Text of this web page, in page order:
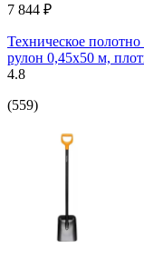
7 844 ₽
Техническое
рулон 0,45х50 м,
4.8
(559)